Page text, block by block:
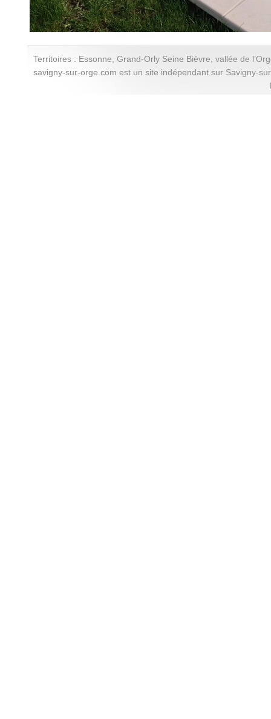
Territoires : Essonne, Grand-Orly Seine Bièvre, vallée de
savigny-sur-orge.com est un site indépendant sur Savigny-